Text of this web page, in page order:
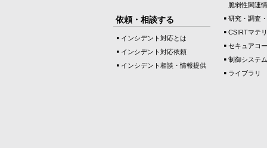
依頼・相談する
インシデント対応とは
インシデント対応依頼
インシデント相談・情報提供
脆弱性関連
研究・調査
CSIRTマテ
セキュアコ
制御システ
ライブラリ